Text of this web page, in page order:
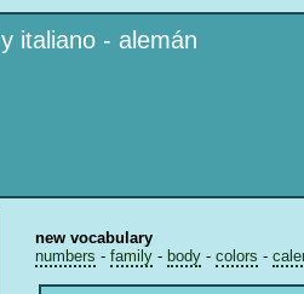
italiano - alemán
new vocabulary
numbers - family - body - colors -